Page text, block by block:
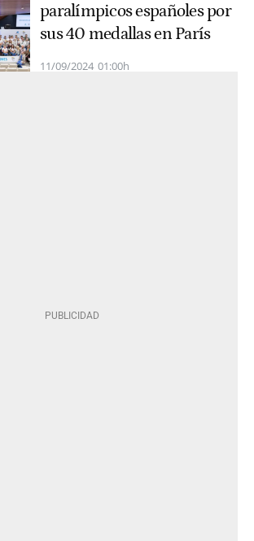
paralímpicos españoles por
sus 40 medallas en París
11/09/2024 01:00h